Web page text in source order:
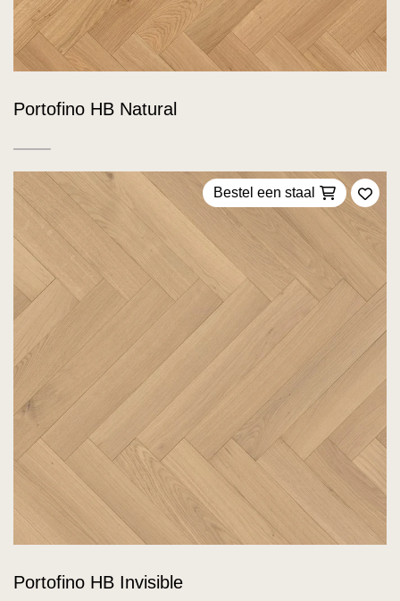
Portofino HB Natural
Bestel een staal
Portofino HB Invisible